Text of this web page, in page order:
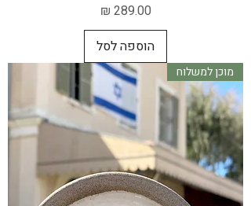
מחיר
הוספה לסל
מוכן למשלוח